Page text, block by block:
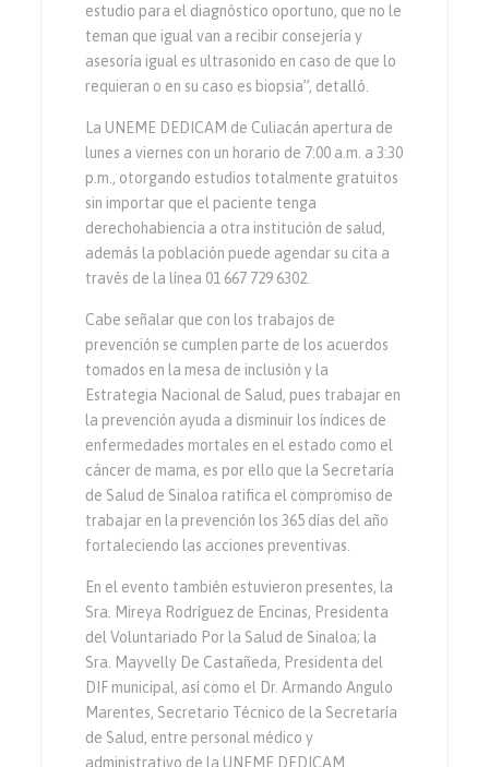
estudio para el diagnóstico oportuno, que no le
teman que igual van a recibir consejería y
asesoría igual es ultrasonido en caso de que lo
requieran o en su caso es biopsia”, detalló.
La UNEME DEDICAM de Culiacán apertura de
lunes a viernes con un horario de 7:00 a.m. a 3:30
p.m., otorgando estudios totalmente gratuitos
sin importar que el paciente tenga
derechohabiencia a otra institución de salud,
además la población puede agendar su cita a
través de la línea 01 667 729 6302.
Cabe señalar que con los trabajos de
prevención se cumplen parte de los acuerdos
tomados en la mesa de inclusión y la
Estrategia Nacional de Salud, pues trabajar en
la prevención ayuda a disminuir los índices de
enfermedades mortales en el estado como el
cáncer de mama, es por ello que la Secretaría
de Salud de Sinaloa ratifica el compromiso de
trabajar en la prevención los 365 días del año
fortaleciendo las acciones preventivas.
En el evento también estuvieron presentes, la
Sra. Mireya Rodríguez de Encinas, Presidenta
del Voluntariado Por la Salud de Sinaloa; la
Sra. Mayvelly De Castañeda, Presidenta del
DIF municipal, así como el Dr. Armando Angulo
Marentes, Secretario Técnico de la Secretaría
de Salud, entre personal médico y
administrativo de la UNEME DEDICAM.